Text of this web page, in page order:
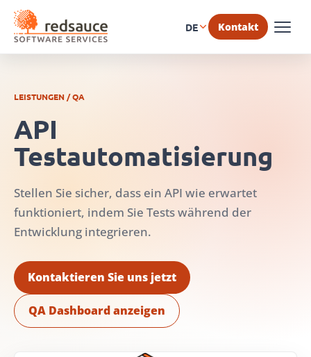
DE Kontakt
LEISTUNGEN / QA
API
Testautomatisierung
Stellen Sie sicher, dass ein API wie erwartet
funktioniert, indem Sie Tests während der
Entwicklung integrieren.
Kontaktieren Sie uns jetzt
QA Dashboard anzeigen